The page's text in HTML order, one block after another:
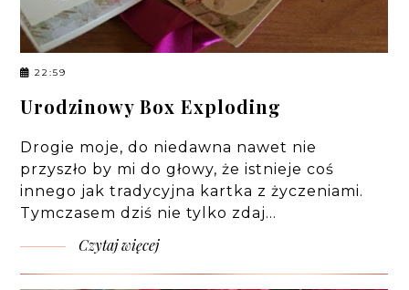
22:59
Urodzinowy Box Exploding
Drogie moje, do niedawna nawet nie
przyszło by mi do głowy, że istnieje coś
innego jak tradycyjna kartka z życzeniami.
Tymczasem dziś nie tylko zdaj…
Czytaj więcej